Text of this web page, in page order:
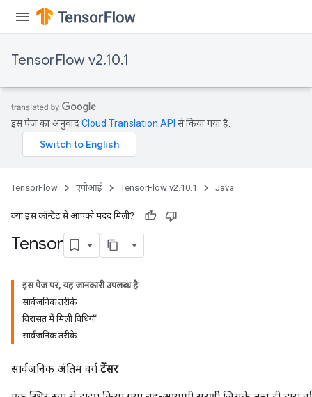
TensorFlow v2.10.1
इस पेज का अनुवादCloud Translation API से किया गया है.
TensorFlow एपीआई TensorFlow v2.10.1 Java
क्या इस कॉन्टेंट से आपको मदद मिली?
Tensor
इस पेज पर, यह जानकारी उपलब्ध है
सार्वजनिक तरीके
विरासत में मिली विधियाँ
सार्वजनिक तरीके
सार्वजनिक अंतिम वर्ग टेंसर